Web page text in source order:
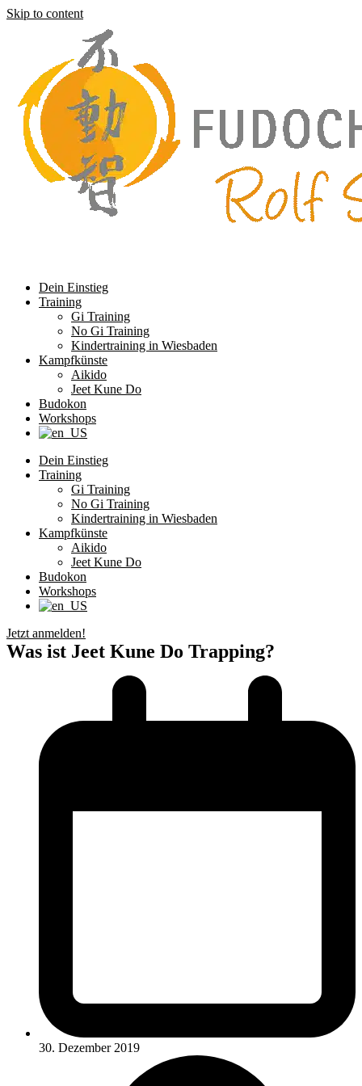
Skip to content
Dein Einstieg
Training
Gi Training
No Gi Training
Kindertraining in Wiesbaden
Kampfkünste
Aikido
Jeet Kune Do
Budokon
Workshops
Dein Einstieg
Training
Gi Training
No Gi Training
Kindertraining in Wiesbaden
Kampfkünste
Aikido
Jeet Kune Do
Budokon
Workshops
Jetzt anmelden!
Was ist Jeet Kune Do Trapping?
30. Dezember 2019